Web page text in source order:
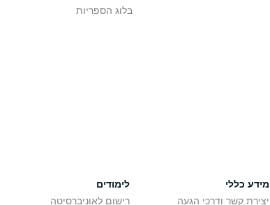
בלוג הספריות
מידע כללי
יצירת קשר ודרכי הגעה
לימודים
רישום לאוניברסיטה